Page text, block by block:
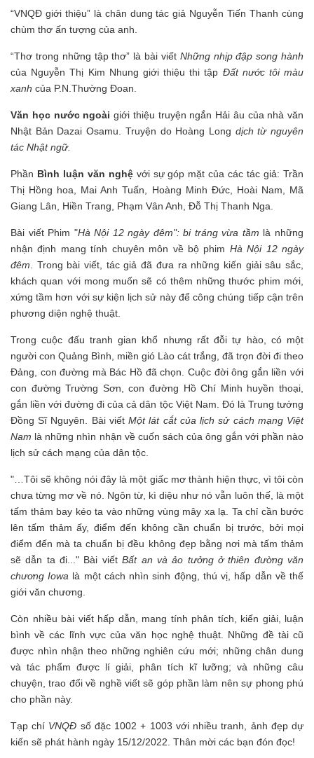
“VNQĐ giới thiệu” là chân dung tác giả Nguyễn Tiến Thanh cùng
chùm thơ ấn tượng của anh.
“Thơ trong những tập thơ” là bài viết Những nhịp đập song hành
của Nguyễn Thị Kim Nhung giới thiệu thi tập Đất nước tôi màu
xanh của P.N.Thường Đoan.
Văn học nước ngoài giới thiệu truyện ngắn Hải âu của nhà văn
Nhật Bản Dazai Osamu. Truyện do Hoàng Long dịch từ nguyên
tác Nhật ngữ.
Phần Bình luận văn nghệvới sự góp mặt của các tác giả: Trần
Thị Hồng hoa, Mai Anh Tuấn, Hoàng Minh Đức, Hoài Nam, Mã
Giang Lân, Hiền Trang, Phạm Vân Anh, Đỗ Thị Thanh Nga.
Bài viết Phim "Hà Nội 12 ngày đêm": bi tráng vừa tầm là những
nhận định mang tính chuyên môn về bộ phim Hà Nội 12 ngày
đêm. Trong bài viết, tác giả đã đưa ra những kiến giải sâu sắc,
khách quan với mong muốn sẽ có thêm những thước phim mới,
xứng tầm hơn với sự kiện lịch sử này để công chúng tiếp cận trên
phương diện nghệ thuật.
Trong cuộc đấu tranh gian khổ nhưng rất đỗi tự hào, có một
người con Quảng Bình, miền gió Lào cát trắng, đã trọn đời đi theo
Đảng, con đường mà Bác Hồ đã chọn. Cuộc đời ông gắn liền với
con đường Trường Sơn, con đường Hồ Chí Minh huyền thoại,
gắn liền với đường đi của cả dân tộc Việt Nam. Đó là Trung tướng
Đồng Sĩ Nguyên. Bài viếtMột lát cắt của lịch sử cách mạng Việt
Nam là những nhìn nhận về cuốn sách của ông gắn với phần nào
lịch sử cách mạng của dân tộc.
"…Tôi sẽ không nói đây là một giấc mơ thành hiện thực, vì tôi còn
chưa từng mơ về nó. Ngôn từ, kì diệu như nó vẫn luôn thế, là một
tấm thảm bay kéo ta vào những vùng mây xa lạ. Ta chỉ cần bước
lên tấm thảm ấy, điểm đến không cần chuẩn bị trước, bởi mọi
điểm đến mà ta chuẩn bị đều không đẹp bằng nơi mà tấm thảm
sẽ dẫn ta đi..." Bài viếtBất an và ảo tưởng ở thiên đường văn
chương Iowa là một cách nhìn sinh động, thú vị, hấp dẫn về thế
giới văn chương.
Còn nhiều bài viết hấp dẫn, mang tính phân tích, kiến giải, luận
bình về các lĩnh vực của văn học nghệ thuật. Những đề tài cũ
được nhìn nhận theo những nghiên cứu mới; những chân dung
và tác phẩm được lí giải, phân tích kĩ lưỡng; và những câu
chuyện, trao đổi về nghề viết sẽ góp phần làm nên sự phong phú
cho phần này.
Tạp chí VNQĐ số đặc 1002 + 1003 với nhiều tranh, ảnh đẹp dự
kiến sẽ phát hành ngày 15/12/2022. Thân mời các bạn đón đọc!